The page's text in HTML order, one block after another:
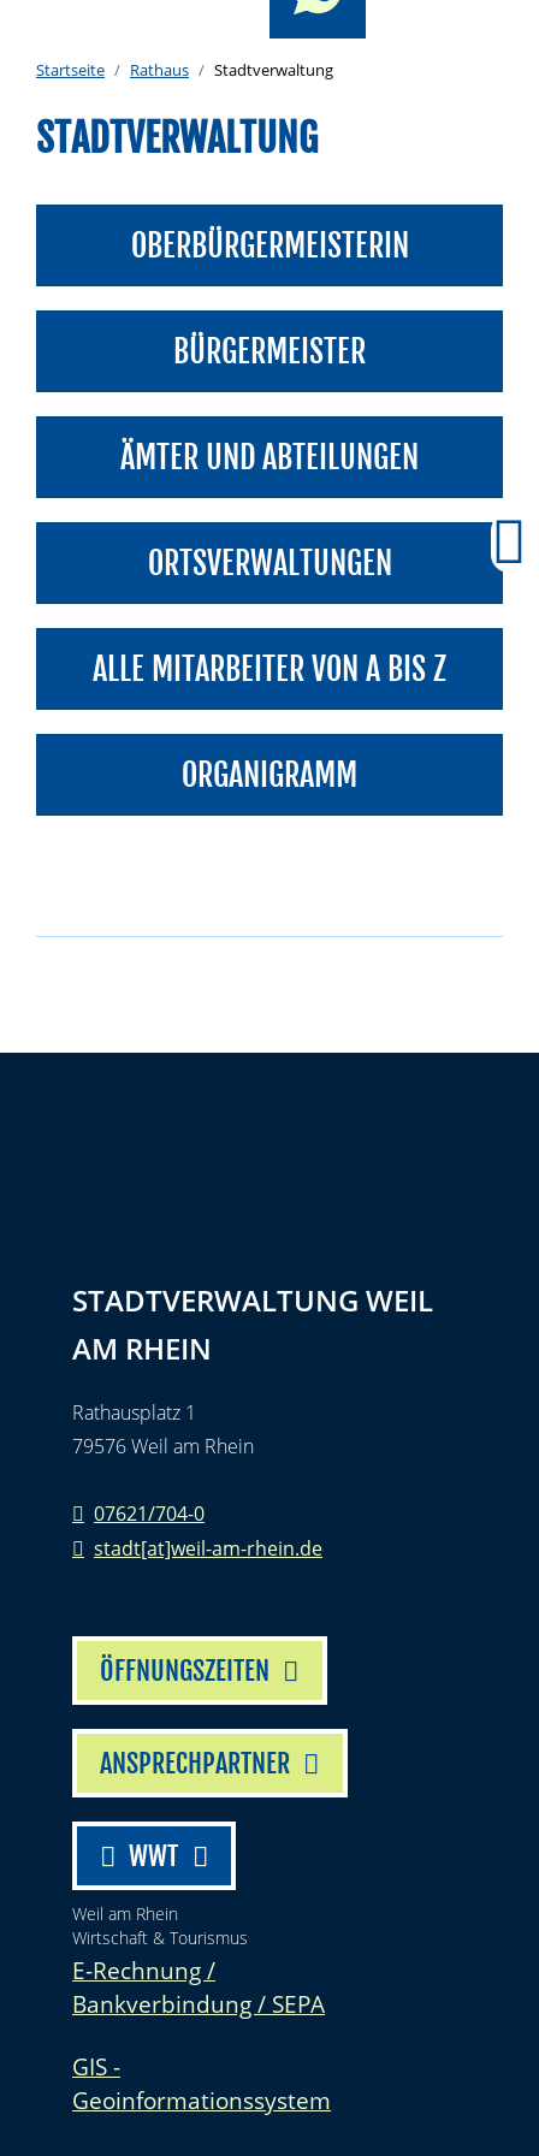
Startseite Rathaus Stadtverwaltung
STADTVERWALTUNG
OBERBÜRGERMEISTERIN
BÜRGERMEISTER
ÄMTER UND ABTEILUNGEN
ORTSVERWALTUNGEN
ALLE MITARBEITER VON A BIS Z
ORGANIGRAMM
STADTVERWALTUNG WEIL
AM RHEIN
Rathausplatz 1
79576 Weil am Rhein
07621/704-0
stadt[at]weil-am-rhein.de
ÖFFNUNGSZEITEN
ANSPRECHPARTNER
WWT
Weil am Rhein
Wirtschaft & Tourismus
E-Rechnung /
Bankverbindung / SEPA
GIS -
Geoinformationssystem